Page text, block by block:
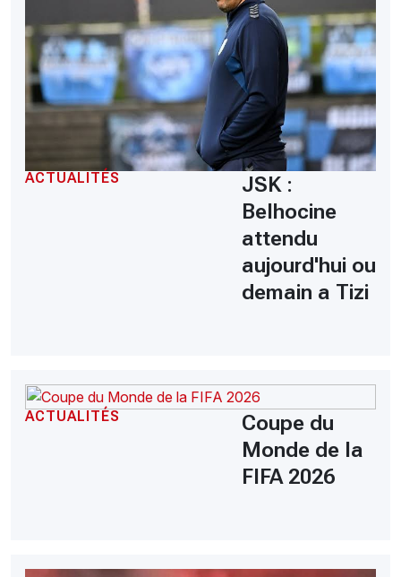
ACTUALITÉS
JSK :
Belhocine
attendu
aujourd'hui ou
demain a Tizi
ACTUALITÉS
Coupe du
Monde de la
FIFA 2026